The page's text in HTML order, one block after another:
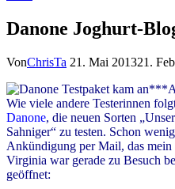
Danone Joghurt-
VonChrisTa 21. Mai 201321.
Wie viele andere Testerinnen
Danone, die neuen Sorten
Sahniger“ zu testen. Schon
Ankündigung per Mail, das mein
Virginia war gerade zu Besuch
geöffnet: